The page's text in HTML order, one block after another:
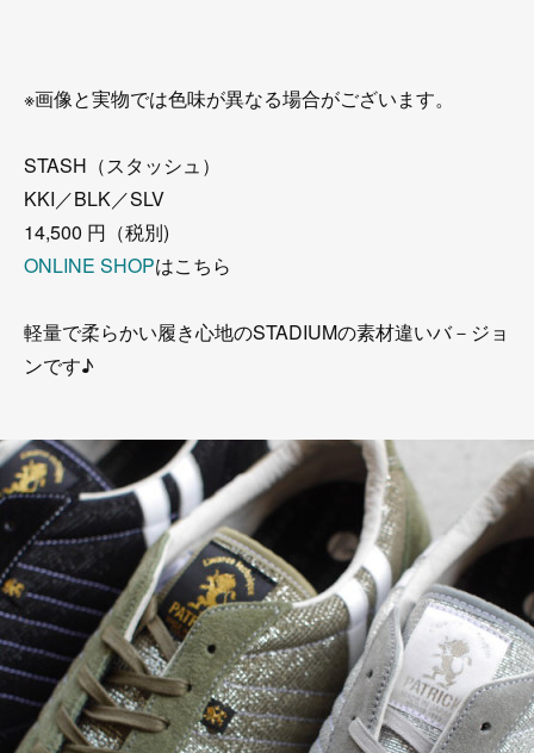
※画像と実物では色味が異なる場合がございます。
STASH（スタッシュ）
KKI／BLK／SLV
14,500 円（税別)
ONLINE SHOPはこちら
軽量で柔らかい履き心地のSTADIUMの素材違いバ－ジョ
ンです♪